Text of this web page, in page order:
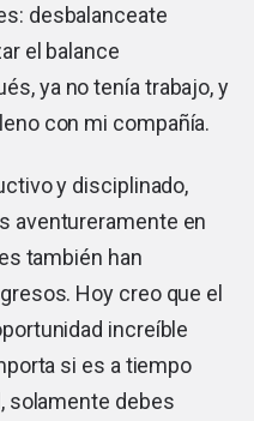
desbalanceate
el balance
ya no tenía trabajo, y
con mi compañía.
y disciplinado,
aventureramente en
también han
Hoy creo que el
increíble
si es a tiempo
solamente debes